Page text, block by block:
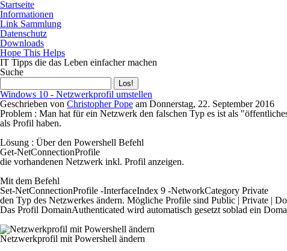
Startseite
Informationen
Link Sammlung
Datenschutz
Downloads
Hope This Helps
IT Tipps die das Leben einfacher machen
Suche
Windows 10 - Netzwerkprofil umstellen
Geschrieben von Christopher Pope am Donnerstag, 22. September 2016
Problem : Man hat für ein Netzwerk den falschen Typ es ist als
als Profil haben.
Lösung : Über den Powershell Befehl
die vorhandenen Netzwerk inkl. Profil anzeigen.
Mit dem Befehl
Set-NetConnectionProfile -InterfaceIndex 9 -NetworkCategory Private
den Typ des Netzwerkes ändern. Mögliche Profile sind Public | Private |
Das Profil DomainAuthenticated wird automatisch gesetzt soblad ein
Netzwerkprofil mit Powershell ändern